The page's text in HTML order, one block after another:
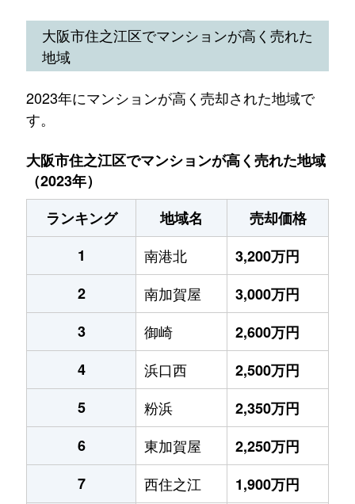
大阪市住之江区でマンションが高く売れた
地域
2023年にマンションが高く売却された地域で
す。
大阪市住之江区でマンションが高く売れた地域
（2023年）
ランキング
地域名
売却価格
1
南港北
3,200万円
2
南加賀屋
3,000万円
3
御崎
2,600万円
4
浜口西
2,500万円
5
粉浜
2,350万円
6
東加賀屋
2,250万円
7
西住之江
1,900万円